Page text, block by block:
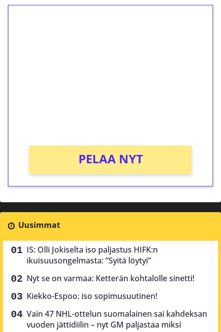
PELAA NYT
Uusimmat
IS: Olli Jokiselta iso paljastus HIFK:n
ikuisuusongelmasta: ”Syitä löytyi”
Nyt se on varmaa: Ketterän kohtalolle sinetti!
Kiekko-Espoo: iso sopimusuutinen!
Vain 47 NHL-ottelun suomalainen sai kahdeksan
vuoden jättidiilin – nyt GM paljastaa miksi